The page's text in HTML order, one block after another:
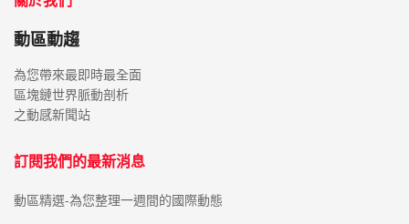
動區動趨
為您帶來最即時最全面
區塊鏈世界脈動剖析
之動感新聞站
訂閱我們的最新消息
動區精選-為您整理一週間的國際動態